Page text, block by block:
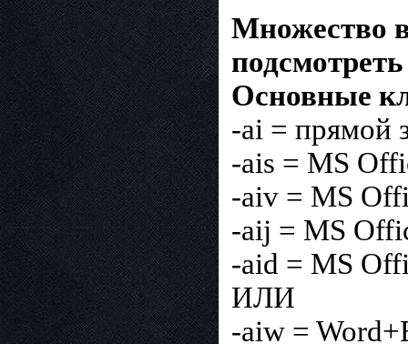
Множество
Основные
-ai = прямой
-ais = MS
-aiv = MS
-aij = MS
-aid = MS
ИЛИ
-aiw =